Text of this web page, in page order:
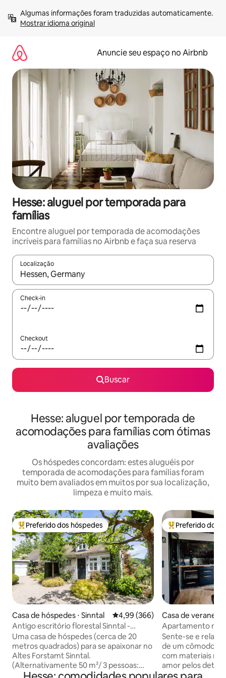
para
Mostrar idioma original
Anuncie seu espaço no Airbnb
Hesse: aluguel por temporada para
famílias
Encontre aluguel por temporada de acomodações
incríveis para famílias no Airbnb e faça sua reserva
Localização
Quando os resultados estiverem disponíveis, explore-os
Check-in
Checkout
Buscar
Hesse: aluguel por temporada de
acomodações para famílias com ótimas
avaliações
Os hóspedes concordam: estes aluguéis por
temporada de acomodações para famílias foram
muito bem avaliados em muitos por sua localização,
limpeza e muito mais.
Entre os melhores preferidos dos hóspedes
Preferido dos hóspedes
Casa de hóspedes ⋅ Sinntal 4,99 de uma avaliação média de
4,99 (366)
Antigo escritório florestal Sinntal -
naturalmente adorável
Uma casa de hóspedes (cerca de 20
metros quadrados) para se apaixonar no
Altes Forstamt Sinntal.
(Alternativamente 50 m²/ 3 pessoas:
NOVO apartamento Altes Forstamt
Entre os
Preferido dos
Casa de veraneio
g
Apartamento
Sente-se e
de um cômodo
com materiais naturais.
amor pelos
ardósia natural e